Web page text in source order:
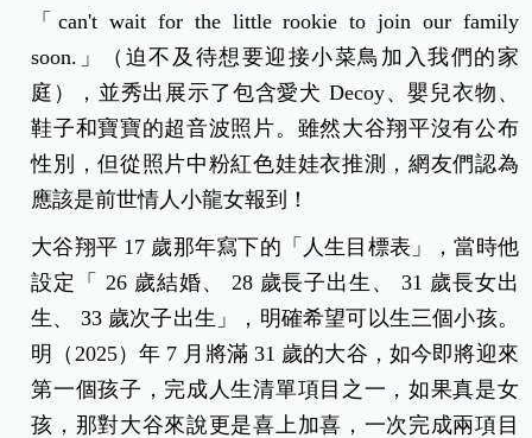
「can't wait for the little rookie to join our family
soon.」（迫不及待想要迎接小菜鳥加入我們的家
庭），並秀出展示了包含愛犬 Decoy、嬰兒衣物、
鞋子和寶寶的超音波照片。 雖然大谷翔平沒有公布
性別，但從照片中粉紅色娃娃衣推測，網友們認為
應該是前世情人小龍女報到！
大谷翔平 17 歲那年寫下的「人生目標表」，當時他
設定「 26 歲結婚、 28 歲長子出生、 31 歲長女出
生、 33 歲次子出生」，明確希望可以生三個小孩。
明（2025）年 7 月將滿 31 歲的大谷，如今即將迎來
第一個孩子，完成人生清單項目之一，如果真是女
孩，那對大谷來說更是喜上加喜，一次完成兩項目